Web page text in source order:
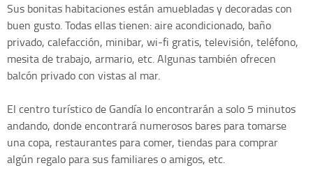
Sus bonitas habitaciones están amuebladas y decoradas con
buen gusto. Todas ellas tienen: aire acondicionado, baño
privado, calefacción, minibar, wi-fi gratis, televisión, teléfono,
mesita de trabajo, armario, etc. Algunas también ofrecen
balcón privado con vistas al mar.
El centro turístico de Gandía lo encontrarán a solo 5 minutos
andando, donde encontrará numerosos bares para tomarse
una copa, restaurantes para comer, tiendas para comprar
algún regalo para sus familiares o amigos, etc.